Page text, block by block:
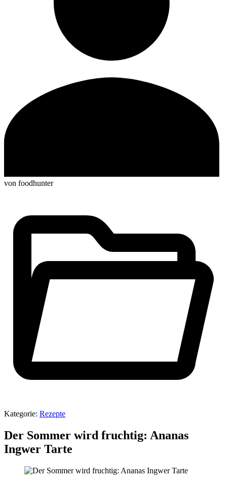
von foodhunter
Kategorie: Rezepte
Der Sommer wird fruchtig: Ananas
Ingwer Tarte